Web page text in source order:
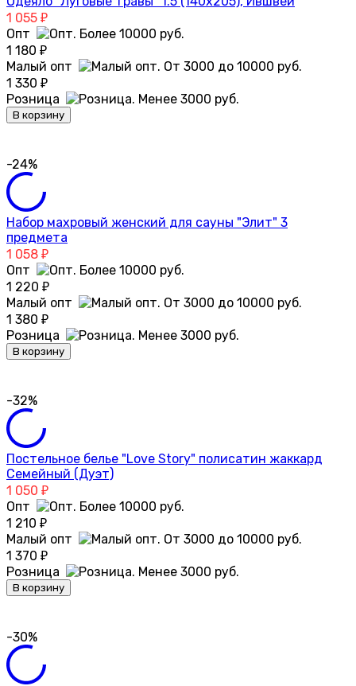
1 055 ₽
Опт
1 180 ₽
Малый опт
1 330 ₽
Розница
В корзину
-24%
Набор махровый женский для сауны "Элит" 3
предмета
1 058 ₽
Опт
1 220 ₽
Малый опт
1 380 ₽
Розница
В корзину
-32%
Постельное белье "Love Story" полисатин жаккард
Семейный (Дуэт)
1 050 ₽
Опт
1 210 ₽
Малый опт
1 370 ₽
Розница
В корзину
-30%